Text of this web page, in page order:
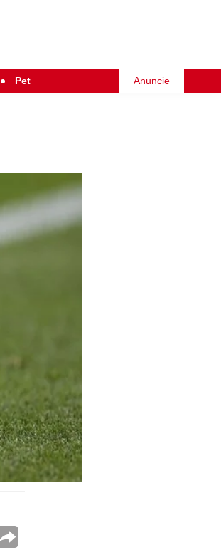
Pet Anuncie